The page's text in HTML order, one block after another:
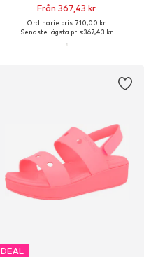
Från 367,43 kr
Ordinarie pris: 710,00 kr
Senaste lägsta pris:367,43 kr
DEAL